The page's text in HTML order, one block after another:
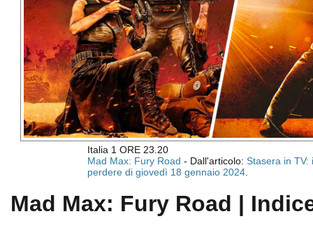
Italia 1 ORE 23.20
Mad Max: Fury Road - Dall'articolo: Stasera in TV:
perdere di giovedì 18 gennaio 2024.
Mad Max: Fury Road |